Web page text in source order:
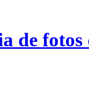
de fotos